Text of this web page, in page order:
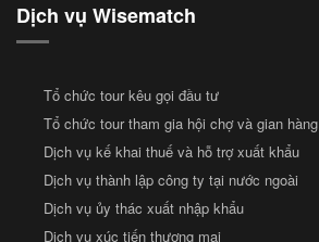
Dịch vụ Wisematch
Tổ chức tour kêu gọi đầu tư
Tổ chức tour tham gia hội chợ và gian hàng
Dịch vụ kế khai thuế và hỗ trợ xuất khẩu
Dịch vụ thành lập công ty tại nước ngoài
Dịch vụ ủy thác xuất nhập khẩu
Dịch vụ xúc tiến thương mại